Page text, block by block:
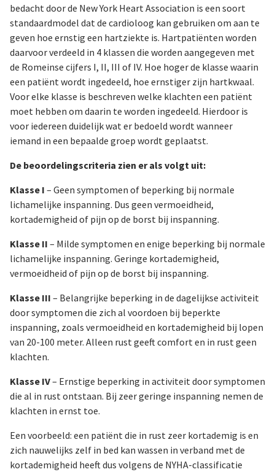
bedacht door de New York Heart Association is een soort
standaardmodel dat de cardioloog kan gebruiken om aan te
geven hoe ernstig een hartziekte is. Hartpatiënten worden
daarvoor verdeeld in 4 klassen die worden aangegeven met
de Romeinse cijfers I, II, III of IV. Hoe hoger de klasse waarin
een patiënt wordt ingedeeld, hoe ernstiger zijn hartkwaal.
Voor elke klasse is beschreven welke klachten een patiënt
moet hebben om daarin te worden ingedeeld. Hierdoor is
voor iedereen duidelijk wat er bedoeld wordt wanneer
iemand in een bepaalde groep wordt geplaatst.
De beoordelingscriteria zien er als volgt uit:
Klasse I – Geen symptomen of beperking bij normale
lichamelijke inspanning. Dus geen vermoeidheid,
kortademigheid of pijn op de borst bij inspanning.
Klasse II – Milde symptomen en enige beperking bij normale
lichamelijke inspanning. Geringe kortademigheid,
vermoeidheid of pijn op de borst bij inspanning.
Klasse III – Belangrijke beperking in de dagelijkse activiteit
door symptomen die zich al voordoen bij beperkte
inspanning, zoals vermoeidheid en kortademigheid bij lopen
van 20-100 meter. Alleen rust geeft comfort en in rust geen
klachten.
Klasse IV– Ernstige beperking in activiteit door symptomen
die al in rust ontstaan. Bij zeer geringe inspanning nemen de
klachten in ernst toe.
Een voorbeeld: een patiënt die in rust zeer kortademig is en
zich nauwelijks zelf in bed kan wassen in verband met de
kortademigheid heeft dus volgens de NYHA-classificatie